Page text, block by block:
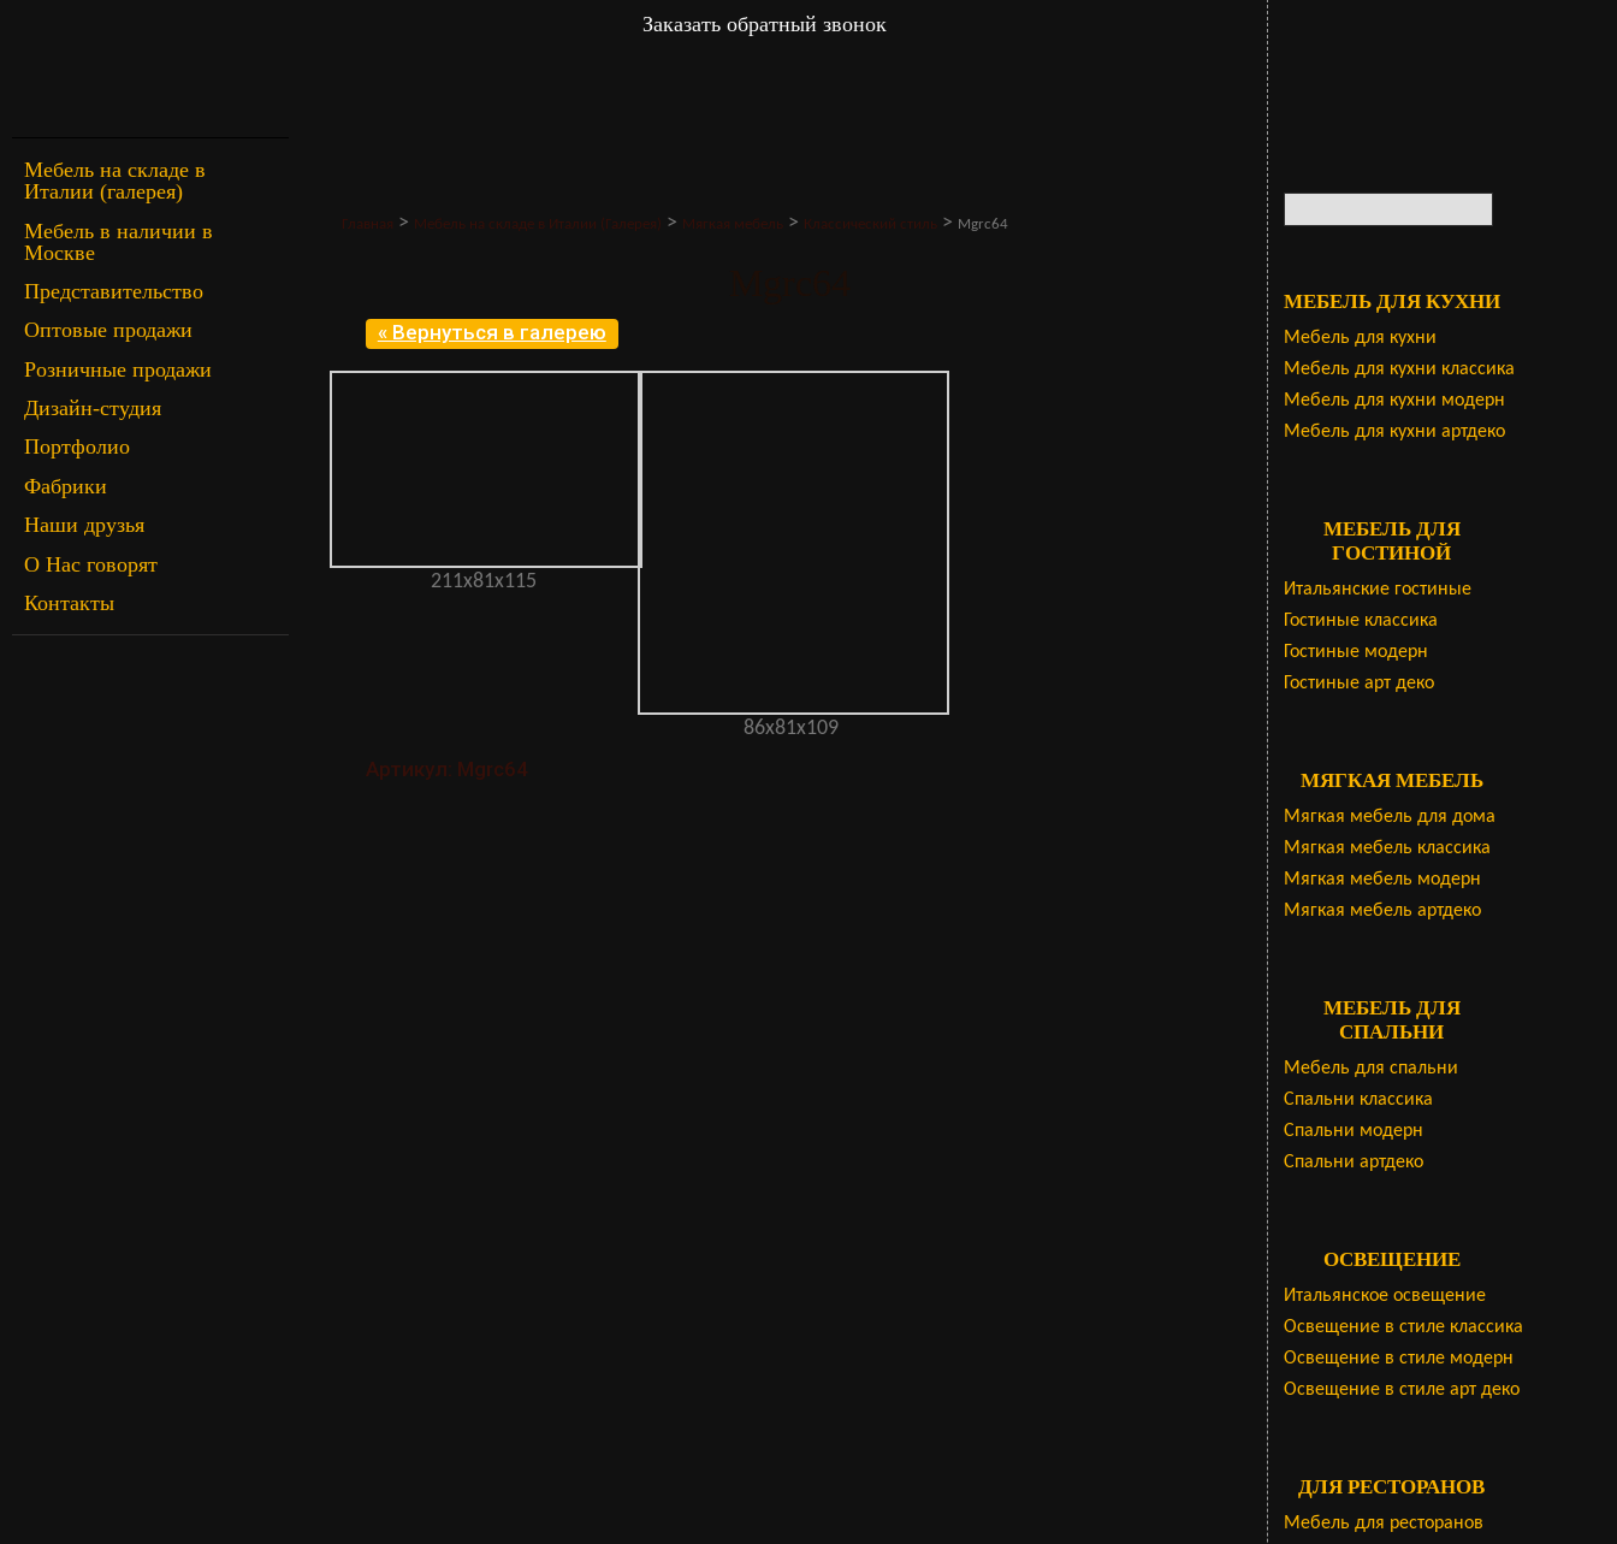
Заказать обратный звонок
Мебель на складе в
Италии (галерея)
Мебель в наличии в
Москве
Представительство
Оптовые продажи
Розничные продажи
Дизайн-студия
Портфолио
Фабрики
Наши друзья
О Нас говорят
Контакты
Главная > Мебель на складе в Италии (Галерея) > Мягкая мебель > Классический стиль > Mgrc64
« Вернуться в галерею
211х81х115
86х81х109
Артикул: Mgrc64
МЕБЕЛЬ ДЛЯ КУХНИ
Мебель для кухни
Мебель для кухни классика
Мебель для кухни модерн
Мебель для кухни артдеко
МЕБЕЛЬ ДЛЯ
ГОСТИНОЙ
Итальянские гостиные
Гостиные классика
Гостиные модерн
Гостиные арт деко
МЯГКАЯ МЕБЕЛЬ
Мягкая мебель для дома
Мягкая мебель классика
Мягкая мебель модерн
Мягкая мебель артдеко
МЕБЕЛЬ ДЛЯ
СПАЛЬНИ
Мебель для спальни
Cпальни классика
Спальни модерн
Спальни артдеко
ОСВЕЩЕНИЕ
Итальянское освещение
Освещение в стиле классика
Освещение в стиле модерн
Освещение в стиле арт деко
ДЛЯ РЕСТОРАНОВ
Мебель для ресторанов